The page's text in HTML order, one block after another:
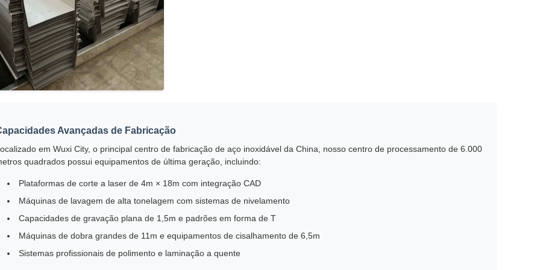
Avançadas de Fabricação
em Wuxi City, o principal centro de fabricação de aço inoxidável da China, nosso centro de processamento de 6.000
quadrados possui equipamentos de última geração, incluindo:
Plataformas de corte a laser de 4m × 18m com integração CAD
Máquinas de lavagem de alta tonelagem com sistemas de nivelamento
Capacidades de gravação plana de 1,5m e padrões em forma de T
Máquinas de dobra grandes de 11m e equipamentos de cisalhamento de 6,5m
Sistemas profissionais de polimento e laminação a quente